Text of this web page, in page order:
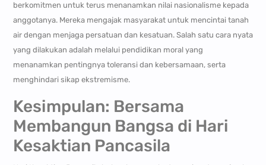
berkomitmen untuk terus menanamkan nilai nasionalisme kepada
anggotanya. Mereka mengajak masyarakat untuk mencintai tanah
air dengan menjaga persatuan dan kesatuan. Salah satu cara nyata
yang dilakukan adalah melalui pendidikan moral yang
menanamkan pentingnya toleransi dan kebersamaan, serta
menghindari sikap ekstremisme.
Kesimpulan: Bersama
Membangun Bangsa di Hari
Kesaktian Pancasila